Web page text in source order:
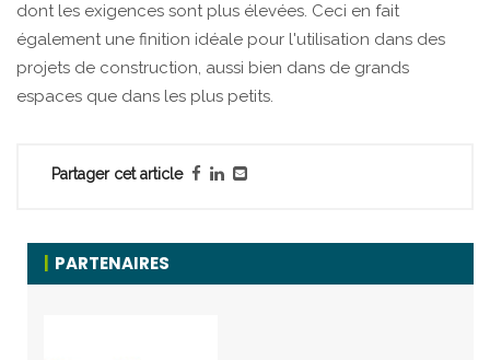
dont les exigences sont plus élevées. Ceci en fait
également une finition idéale pour l'utilisation dans des
projets de construction, aussi bien dans de grands
espaces que dans les plus petits.
Partager cet article
PARTENAIRES